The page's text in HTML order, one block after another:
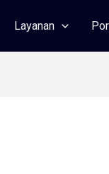
Layanan